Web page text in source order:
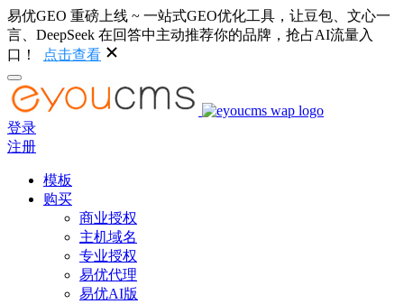
易优GEO 重磅上线 ~ 一站式GEO优化工具，让豆包、文心一
言、DeepSeek 在回答中主动推荐你的品牌，抢占AI流量入
口！
点击查看
登录
注册
模板
购买
商业授权
主机域名
专业授权
易优代理
易优AI版